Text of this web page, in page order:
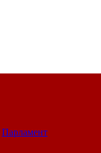
Парламент